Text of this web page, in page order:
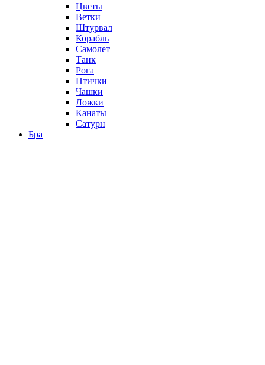
Цветы
Ветки
Штурвал
Корабль
Самолет
Танк
Рога
Птички
Чашки
Ложки
Канаты
Сатурн
Бра